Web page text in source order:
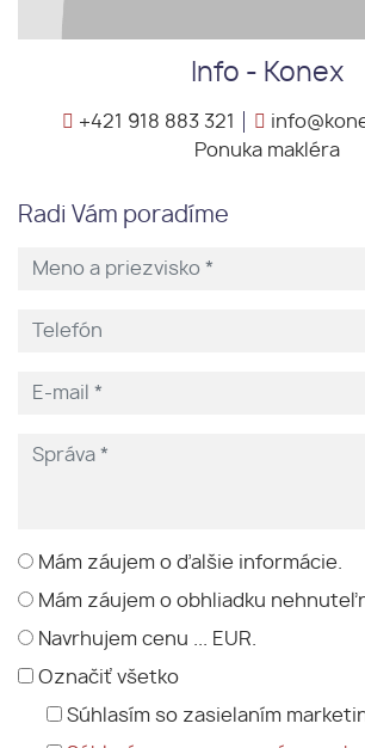
Info - Konex
+421 918 883 321
Ponuka makléra
Radi Vám poradíme
Mám záujem o ďalšie informácie.
Mám záujem o obhliadku
Navrhujem cenu ... EUR.
Označiť všetko
Súhlasím so zasielaním